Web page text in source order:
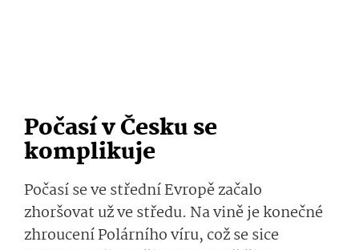
Počasí v Česku se
komplikuje
Počasí se ve střední Evropě začalo
zhoršovat už ve středu. Na vině je konečné
zhroucení Polárního víru, což se sice